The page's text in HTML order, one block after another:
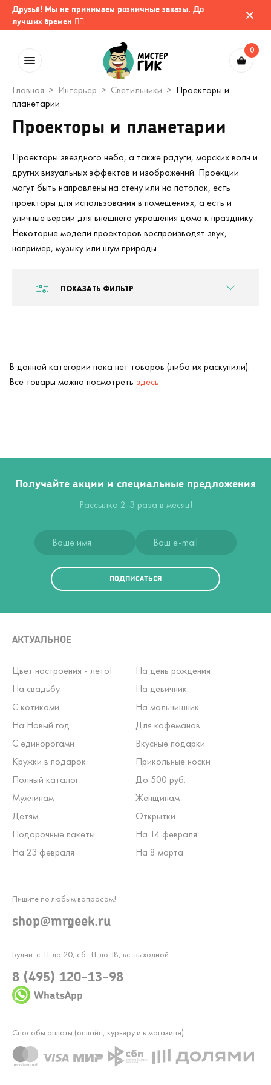
Друзья! Мы не принимаем розничные заказы. До
лучших времен 🤷‍♂️
0
Главная Интерьер Светильники
Проекторы и
планетарии
Проекторы и планетарии
Проекторы звездного неба, а также радуги, морских волн и
других визуальных эффектов и изображений. Проекции
могут быть направлены на стену или на потолок, есть
проекторы для использования в помещениях, а есть и
уличные версии для внешнего украшения дома к празднику.
Некоторые модели проекторов воспроизводят звук,
например, музыку или шум природы.
ПОКАЗАТЬ ФИЛЬТР
В данной категории пока нет товаров (либо их раскупили).
Все товары можно посмотреть здесь
Получайте акции и специальные предложения
Рассылка 2-3 раза в месяц!
ПОДПИСАТЬСЯ
АКТУАЛЬНОЕ
Цвет настроения - лето!
На день рождения
На свадьбу
На девичник
С котиками
На мальчишник
На Новый год
Для кофеманов
С единорогами
Вкусные подарки
Кружки в подарок
Прикольные носки
Полный каталог
До 500 руб.
Мужчинам
Женщинам
Детям
Открытки
Подарочные пакеты
На 14 февраля
На 23 февраля
На 8 марта
Будни: с 11 до 20, сб: 11 до 18, вс: выходной
8 (495) 120-13-98
WhatsApp
Пишите по любым вопросам!
shop@mrgeek.ru
Способы оплаты (онлайн, курьеру и в магазине)